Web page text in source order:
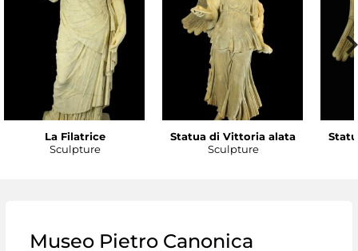
La Filatrice
Sculpture
Statua di Vittoria alata
Sculpture
Museo Pietro Canonica